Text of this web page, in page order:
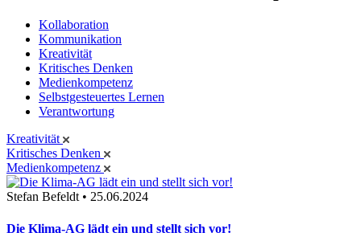
Kollaboration
Kommunikation
Kreativität
Kritisches Denken
Medienkompetenz
Selbstgesteuertes Lernen
Verantwortung
Kreativität
Kritisches Denken
Medienkompetenz
Stefan Befeldt • 25.06.2024
Die Klima-AG lädt ein und stellt sich vor!